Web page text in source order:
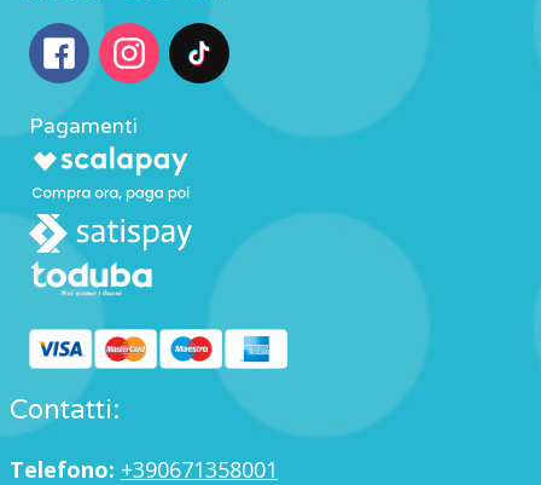
Pagamenti
Contatti:
Telefono: +390671358001